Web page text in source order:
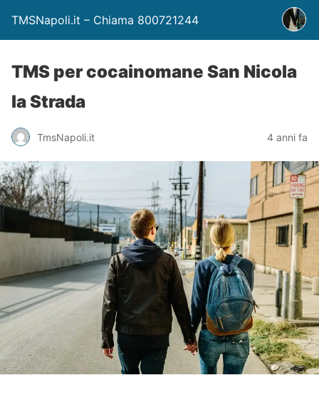
TMSNapoli.it – Chiama 800721244
TMS per cocainomane San Nicola
la Strada
TmsNapoli.it 4 anni fa